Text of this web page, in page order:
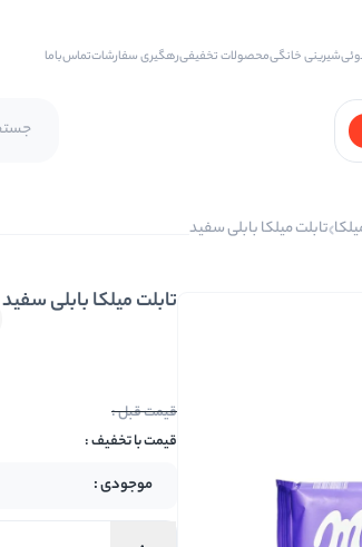
شیرینی خانگیمحصولات تخفیفیرهگیری سفارشاتتماس‌با‌ما
بادام
تابلت میلکا بابلی سفید
تابلت میلکا بابلی سفید